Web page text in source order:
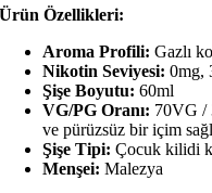
Ürün Özellikleri:
Aroma Profili: Gazlı
Nikotin Seviyesi: 0mg,
Şişe Boyutu: 60ml
VG/PG Oranı: 70VG /
ve pürüzsüz bir içim
Şişe Tipi: Çocuk kilidi
Menşei: Malezya